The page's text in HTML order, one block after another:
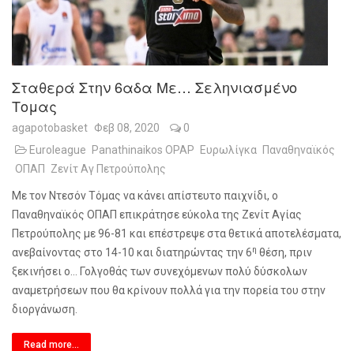
Σταθερά Στην 6αδα Με… Σεληνιασμένο
Τομας
agapotobasket Φεβ 08, 2020
0
Euroleague
Panathinaikos OPAP Ευρωλίγκα
Παναθηναϊκός
ΟΠΑΠ
Ζενίτ Αγ Πετρούπολης
Με τον Ντεσόν Τόμας να κάνει απίστευτο παιχνίδι, ο
Παναθηναϊκός ΟΠΑΠ επικράτησε εύκολα της Ζενίτ Αγίας
Πετρούπολης με 96-81 και επέστρεψε στα θετικά αποτελέσματα,
ανεβαίνοντας στο 14-10 και διατηρώντας την 6η θέση, πριν
ξεκινήσει ο… Γολγοθάς των συνεχόμενων πολύ δύσκολων
αναμετρήσεων που θα κρίνουν πολλά για την πορεία του στην
διοργάνωση.
Read more...